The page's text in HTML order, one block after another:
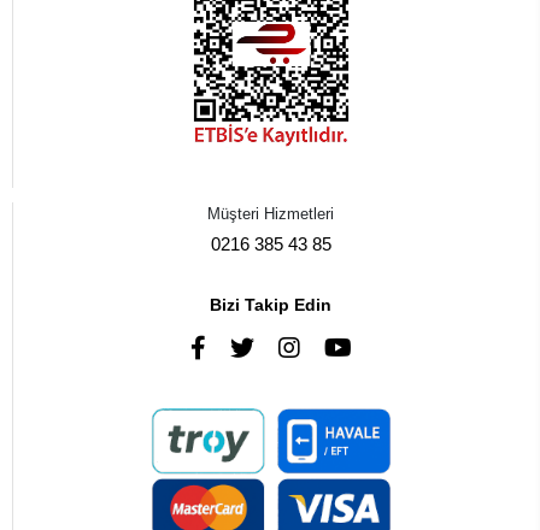
Müşteri Hizmetleri
0216 385 43 85
Bizi Takip Edin